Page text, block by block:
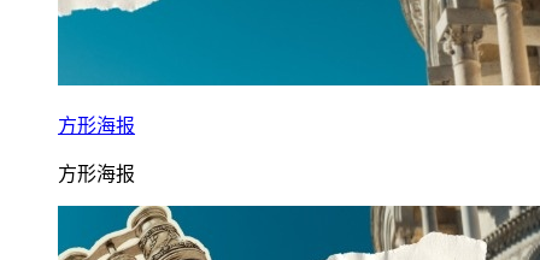
方形海报
方形海报